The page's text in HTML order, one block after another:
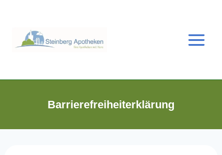
springen
Barrierefreiheiterklärung